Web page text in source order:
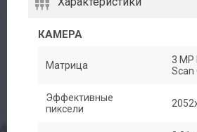
КАМЕРА
Матрица
3 MP
Scan
Эффективные
пиксели